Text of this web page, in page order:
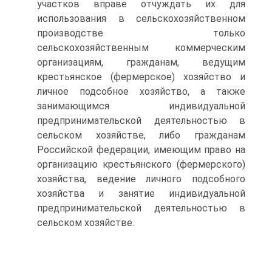
участков вправе отчуждать их для
использования в сельскохозяйственном
производстве только
сельскохозяйственным коммерческим
организациям, гражданам, ведущим
крестьянское (фермерское) хозяйство и
личное подсобное хозяйство, а также
занимающимся индивидуальной
предпринимательской деятельностью в
сельском хозяйстве, либо гражданам
Российской федерации, имеющим право на
организацию крестьянского (фермерского)
хозяйства, ведение личного подсобного
хозяйства и занятие индивидуальной
предпринимательской деятельностью в
сельском хозяйстве.